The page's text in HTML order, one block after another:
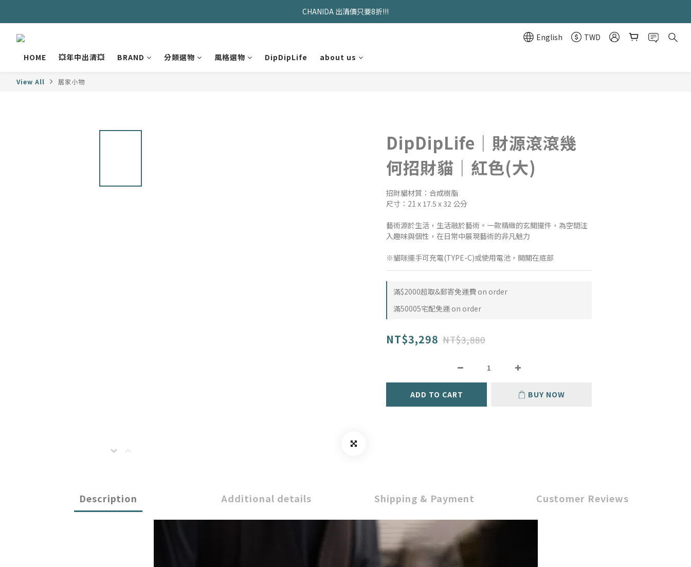
久坐神器>>坐&靠墊組合只要$1488
CHANIDA 出清價只要8折!!!
English
TWD
HOME
💥年中出清💥 BRAND 分類選物 風格選物 DipDipLife about us
View All 居家小物
DipDipLife｜財源滾滾幾
何招財貓｜紅色(大)
招財貓材質：合成樹脂
尺寸：21 x 17.5 x 32 公分
藝術源於生活，生活融於藝術。一款精緻的玄關擺件，為空間注
入趣味與個性，在日常中展現藝術的非凡魅力
※貓咪擺手可充電(TYPE-C)或使用電池，開關在底部
滿$2000超取&郵寄免運費 on order
滿50005宅配免運 on order
NT$3,298 NT$3,880
ADD TO CART BUY NOW
Description Additional details Shipping & Payment Customer Reviews